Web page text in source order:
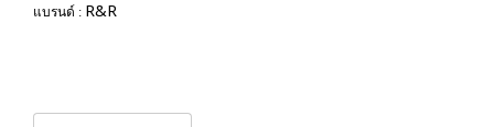
แบรนด์ : R&R